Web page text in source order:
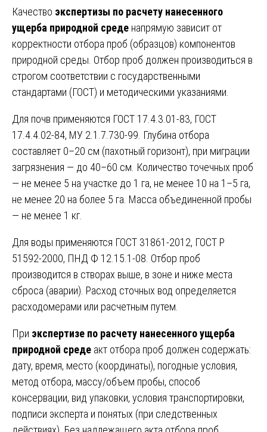
Качество экспертизы по расчету нанесенного
ущерба природной среде напрямую зависит от
корректности отбора проб (образцов) компонентов
природной среды. Отбор проб должен производиться в
строгом соответствии с государственными
стандартами (ГОСТ) и методическими указаниями.
Для почв применяются ГОСТ 17.4.3.01-83, ГОСТ
17.4.4.02-84, МУ 2.1.7.730-99. Глубина отбора
составляет 0–20 см (пахотный горизонт), при миграции
загрязнения — до 40–60 см. Количество точечных проб
— не менее 5 на участке до 1 га, не менее 10 на 1–5 га,
не менее 20 на более 5 га. Масса объединенной пробы
— не менее 1 кг.
Для воды применяются ГОСТ 31861-2012, ГОСТ Р
51592-2000, ПНД Ф 12.15.1-08. Отбор проб
производится в створах выше, в зоне и ниже места
сброса (аварии). Расход сточных вод определяется
расходомерами или расчетным путем.
При экспертизе по расчету нанесенного ущерба
природной среде акт отбора проб должен содержать:
дату, время, место (координаты), погодные условия,
метод отбора, массу/объем пробы, способ
консервации, вид упаковки, условия транспортировки,
подписи эксперта и понятых (при следственных